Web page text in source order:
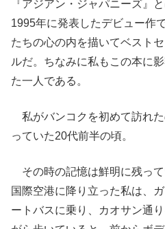
『アジアン・ジャパニーズ』
1995年に発表したデビュー作
たちの心の内を描いてベスト
ルだ。ちなみに私もこの本に
た一人である。
私がバンコクを初めて訪れ
っていた20代前半の頃。
その時の記憶は鮮明に残っ
国際空港に降り立った私は、
ートバスに乗り、カオサン通